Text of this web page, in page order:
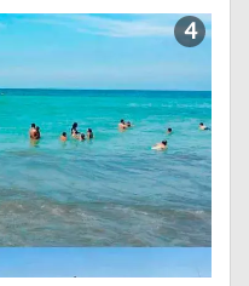
4